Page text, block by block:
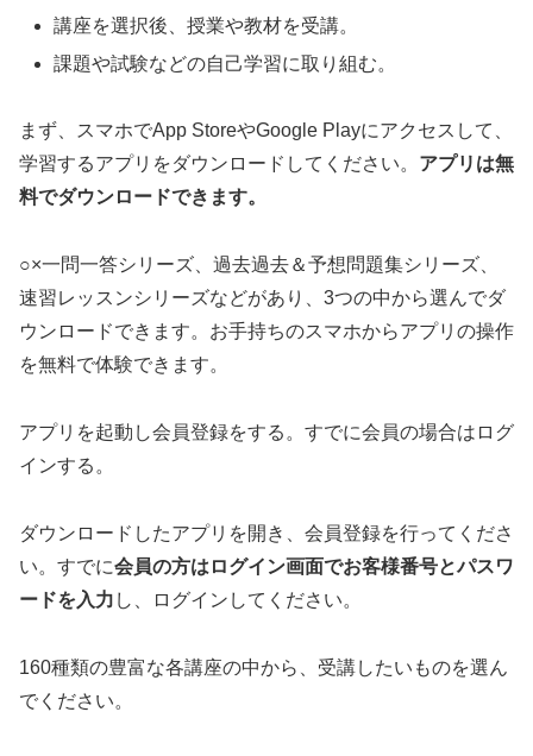
講座を選択後、授業や教材を受講。
課題や試験などの自己学習に取り組む。
まず、スマホでApp StoreやGoogle Playにアクセスして、
学習するアプリをダウンロードしてください。 アプリは無
料でダウンロードできます。
○×一問一答シリーズ、過去過去＆予想問題集シリーズ、
速習レッスンシリーズなどがあり、3つの中から選んでダ
ウンロードできます。お手持ちのスマホからアプリの操作
を無料で体験できます。
アプリを起動し会員登録をする。すでに会員の場合はログ
インする。
ダウンロードしたアプリを開き、会員登録を行ってくださ
い。すでに会員の方はログイン画面でお客様番号とパスワ
ードを入力 し、ログインしてください。
160種類の豊富な各講座の中から、受講したいものを選ん
でください。